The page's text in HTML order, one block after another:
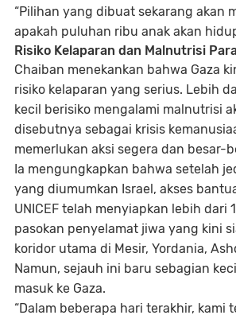
“Pilihan yang dibuat sekarang akan
apakah puluhan ribu anak akan
Risiko Kelaparan dan Malnutrisi
Chaiban menekankan bahwa Gaza
risiko kelaparan yang serius. Lebih
kecil berisiko mengalami malnutrisi
disebutnya sebagai krisis
memerlukan aksi segera dan besar-
Ia mengungkapkan bahwa setelah
yang diumumkan Israel, akses
UNICEF telah menyiapkan lebih dari
pasokan penyelamat jiwa yang kini
koridor utama di Mesir, Yordania,
Namun, sejauh ini baru sebagian
masuk ke Gaza.
“Dalam beberapa hari terakhir, kami